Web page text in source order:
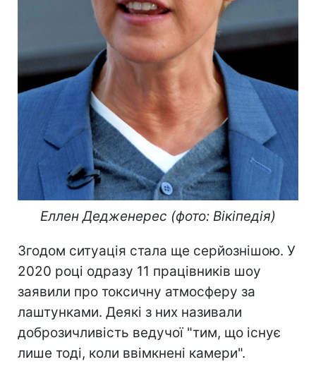
Еллен Дедженерес (фото: Вікіпедія)
Згодом ситуація стала ще серйознішою. У
2020 році одразу 11 працівників шоу
заявили про токсичну атмосферу за
лаштунками. Деякі з них називали
доброзичливість ведучої "тим, що існує
лише тоді, коли ввімкнені камери".